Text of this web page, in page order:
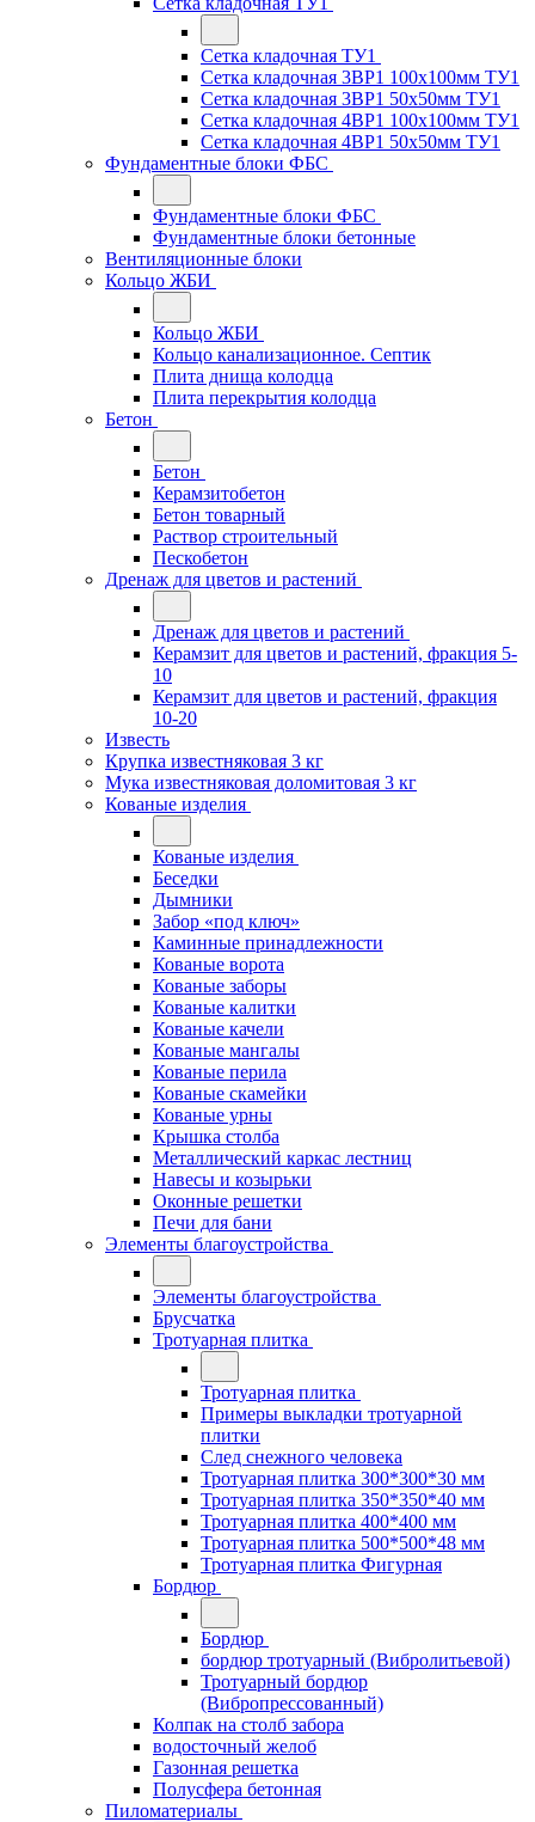
Сетка кладочная ТУ1
Сетка кладочная 3ВР1 100x100мм ТУ1
Сетка кладочная 3ВР1 50x50мм ТУ1
Сетка кладочная 4ВР1 100x100мм ТУ1
Сетка кладочная 4ВР1 50x50мм ТУ1
Фундаментные блоки ФБС
Фундаментные блоки ФБС
Фундаментные блоки бетонные
Вентиляционные блоки
Кольцо ЖБИ
Кольцо ЖБИ
Кольцо канализационное. Септик
Плита днища колодца
Плита перекрытия колодца
Бетон
Бетон
Керамзитобетон
Бетон товарный
Раствор строительный
Пескобетон
Дренаж для цветов и растений
Дренаж для цветов и растений
Керамзит для цветов и растений, фракция 5-
10
Керамзит для цветов и растений, фракция
10-20
Известь
Крупка известняковая 3 кг
Мука известняковая доломитовая 3 кг
Кованые изделия
Кованые изделия
Беседки
Дымники
Забор «под ключ»
Каминные принадлежности
Кованые ворота
Кованые заборы
Кованые калитки
Кованые качели
Кованые мангалы
Кованые перила
Кованые скамейки
Кованые урны
Крышка столба
Металлический каркас лестниц
Навесы и козырьки
Оконные решетки
Печи для бани
Элементы благоустройства
Элементы благоустройства
Брусчатка
Тротуарная плитка
Тротуарная плитка
Примеры выкладки тротуарной
плитки
След снежного человека
Тротуарная плитка 300*300*30 мм
Тротуарная плитка 350*350*40 мм
Тротуарная плитка 400*400 мм
Тротуарная плитка 500*500*48 мм
Тротуарная плитка Фигурная
Бордюр
Бордюр
бордюр тротуарный (Вибролитьевой)
Тротуарный бордюр
(Вибропрессованный)
Колпак на столб забора
водосточный желоб
Газонная решетка
Полусфера бетонная
Пиломатериалы